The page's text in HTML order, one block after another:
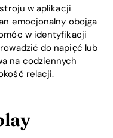
w aplikacji
emocjonalny obojga
w identyfikacji
do napięć lub
na codziennych
relacji.